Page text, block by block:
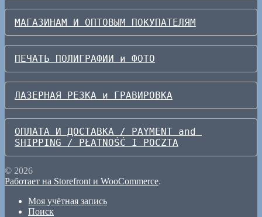
МАГАЗИНАМ И ОПТОВЫМ ПОКУПАТЕЛЯМ
ПЕЧАТЬ ПОЛИГРАФИИ и ФОТО
ЛАЗЕРНАЯ РЕЗКА и ГРАВИРОВКА
ОПЛАТА И ДОСТАВКА / PAYMENT and
SHIPPING / PŁATNOŚĆ I POCZTA
© 2026
Работает на Storefront и WooCommerce.
Моя учётная запись
Поиск